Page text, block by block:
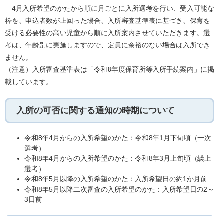
4月入所希望のかたから順に月ごとに入所選考を行い、受入可能な
枠を、申込者数が上回った場合、入所審査基準表に基づき、保育を
受ける必要性の高い児童から順に入所案内させていただきます。選
考は、年齢別に実施しますので、定員に余裕のない場合は入所でき
ません。
（注意）入所審査基準表は「令和8年度保育所等入所手続案内」に掲
載しています。
入所の可否に関する通知の時期について
令和8年4月からの入所希望のかた：令和8年1月下旬頃（一次
選考）
令和8年4月からの入所希望のかた：令和8年3月上旬頃（繰上
選考）
令和8年5月以降の入所希望のかた：入所希望日の約1か月前
令和8年5月以降二次審査の入所希望のかた：入所希望日の2～
3日前